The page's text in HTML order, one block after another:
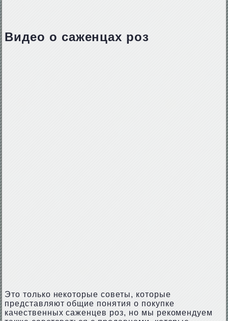
Видео о саженцах роз
Это только некоторые советы, которые
представляют общие понятия о покупке
качественных саженцев роз, но мы рекомендуем